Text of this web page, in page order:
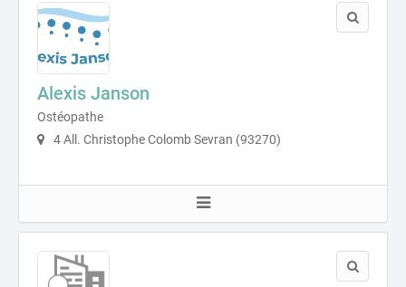
Alexis Janson
Ostéopathe
4 All. Christophe Colomb Sevran (93270)